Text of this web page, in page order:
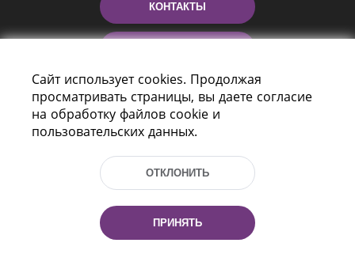
КОНТАКТЫ
г. Минск, Республика Беларусь, 220114
Тел.: (+375 17) 368 37 37, Факс: (+375 17)
Сайт использует cookies. Продолжая
просматривать страницы, вы даете согласие
на обработку файлов cookie и
пользовательских данных.
ОТКЛОНИТЬ
ПРИНЯТЬ